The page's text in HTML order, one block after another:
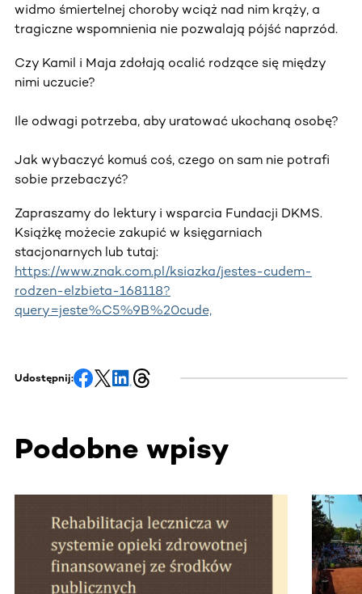
widmo śmiertelnej choroby wciąż nad nim krąży, a
tragiczne wspomnienia nie pozwalają pójść naprzód.
Czy Kamil i Maja zdołają ocalić rodzące się między
nimi uczucie?
Ile odwagi potrzeba, aby uratować ukochaną osobę?
Jak wybaczyć komuś coś, czego on sam nie potrafi
sobie przebaczyć?
Zapraszamy do lektury i wsparcia Fundacji DKMS.
Książkę możecie zakupić w księgarniach
stacjonarnych lub tutaj:
https://www.znak.com.pl/ksiazka/jestes-cudem-
rodzen-elzbieta-168118?
query=jeste%C5%9B%20cude,
Udostępnij:
Podobne wpisy
Ta sekcja zawiera treści przewijane w poziomie. Użyj